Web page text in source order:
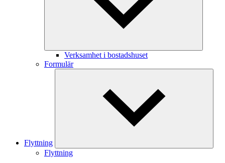
Verksamhet i bostadshuset
Formulär
Flyttning
Flyttning